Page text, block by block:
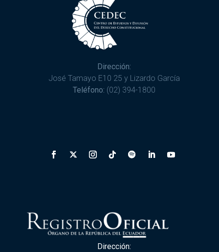
Dirección:
José Tamayo E10 25 y Lizardo García
Teléfono: (02) 394-1800
Dirección: